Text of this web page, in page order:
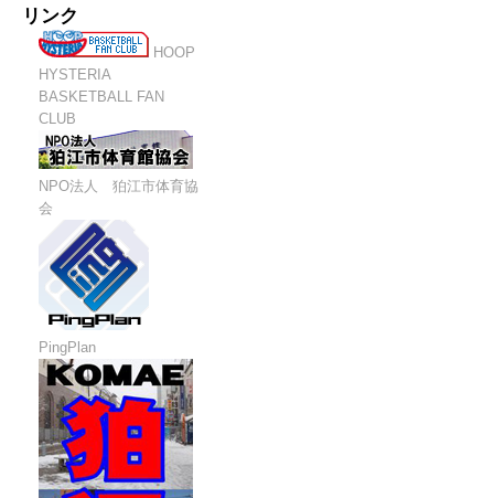
リンク
HOOP
HYSTERIA
BASKETBALL FAN
CLUB
NPO法人 狛江市体育協
会
PingPlan